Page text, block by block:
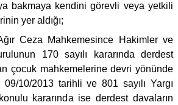
bakmaya kendini görevli veya yetkili
yer aldığı;
Ceza Mahkemesince Hakimler ve
170 sayılı kararında derdest
çocuk mahkemelerine devri yönünde
09/10/2013 tarihli ve 801 sayılı Yargı
kararında ise derdest davaların